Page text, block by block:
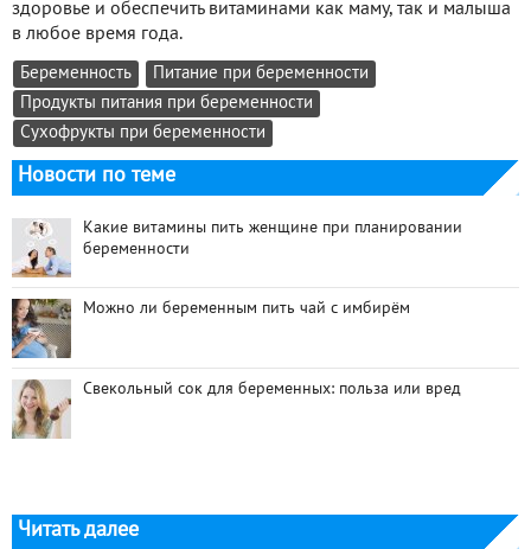
здоровье и обеспечить витаминами как маму, так и малыша
в любое время года.
Беременность
Питание при беременности
Продукты питания при беременности
Сухофрукты при беременности
Новости по теме
Какие витамины пить женщине при планировании
беременности
Можно ли беременным пить чай с имбирём
Свекольный сок для беременных: польза или вред
Читать далее